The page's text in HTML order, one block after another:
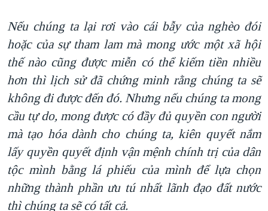
Nếu chúng ta lại rơi vào cái bẫy của nghèo đói
hoặc của sự tham lam mà mong ước một xã hội
thế nào cũng được miễn có thể kiếm tiền nhiều
hơn thì lịch sử đã chứng minh rằng chúng ta sẽ
không đi được đến đó. Nhưng nếu chúng ta mong
cầu tự do, mong được có đầy đủ quyền con người
mà tạo hóa dành cho chúng ta, kiên quyết nắm
lấy quyền quyết định vận mệnh chính trị của dân
tộc mình bằng lá phiếu của mình để lựa chọn
những thành phần ưu tú nhất lãnh đạo đất nước
thì chúng ta sẽ có tất cả.